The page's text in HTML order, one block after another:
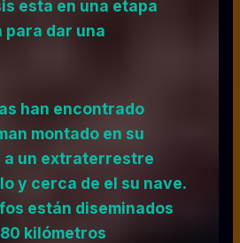
esta en una etapa
para dar una
han encontrado
montado en su
a un extraterrestre
y cerca de el su nave.
están diseminados
kilómetros